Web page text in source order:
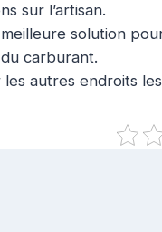
sur l’artisan.
solution
carburant.
autres endroits